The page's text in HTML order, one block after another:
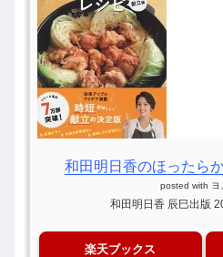
和田明日香のほったら
posted with ヨ
和田明日香 辰巳出版
楽天ブックス